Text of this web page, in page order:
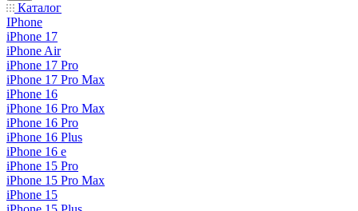
Каталог
IPhone
iPhone 17
iPhone Air
iPhone 17 Pro
iPhone 17 Pro Max
iPhone 16
iPhone 16 Pro Max
iPhone 16 Pro
iPhone 16 Plus
iPhone 16 e
iPhone 15 Pro
iPhone 15 Pro Max
iPhone 15